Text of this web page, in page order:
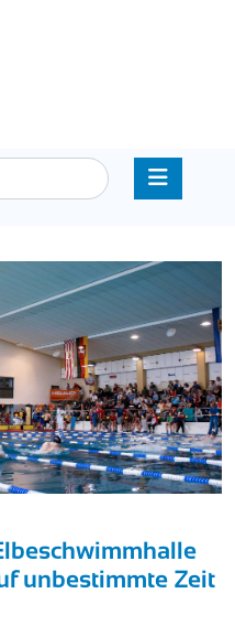
unbestimmte Zeit